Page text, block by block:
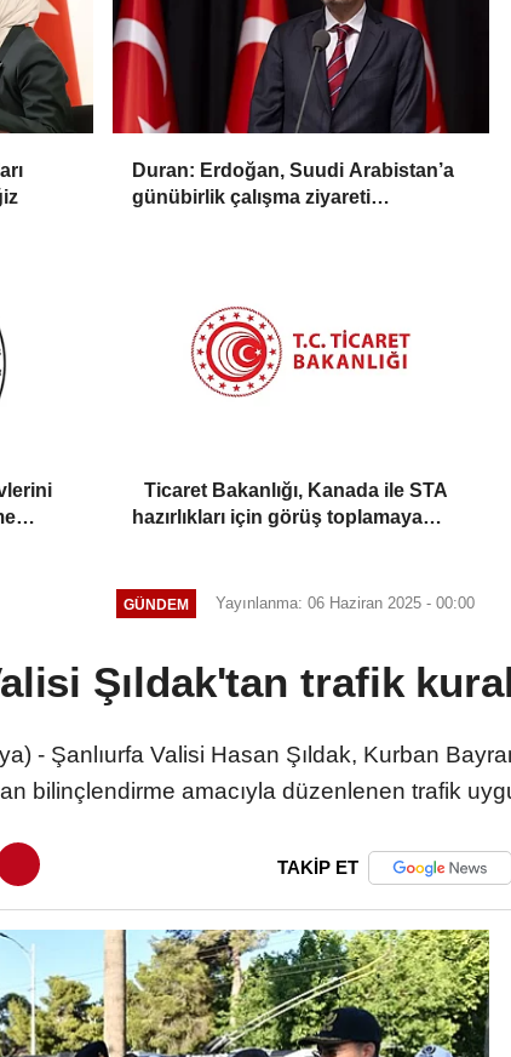
Duran: Erdoğan, Suudi Arabistan’a
günübirlik çalışma ziyareti
Ticaret Bakanlığı, Kanada ile STA
hazırlıkları için görüş toplamaya
GÜNDEM Yayınlanma: 06 Haziran 2025 - 00:00
Şıldak'tan trafik
- Şanlıurfa Valisi Hasan Şıldak, Kurban
bilinçlendirme amacıyla düzenlenen trafik
TAKİP ET